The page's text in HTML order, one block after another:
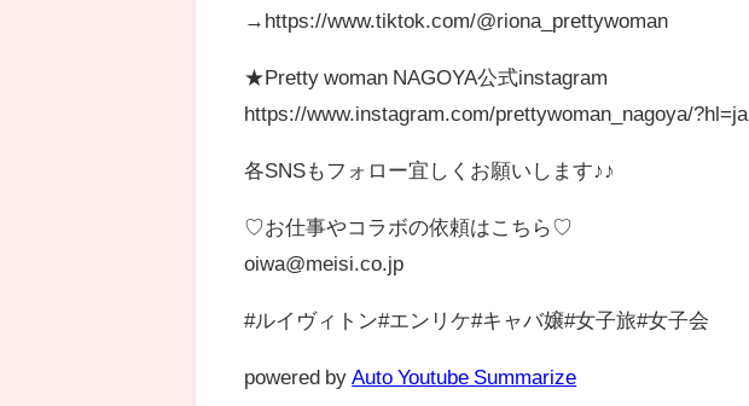
→https://www.tiktok.com/@riona_prettywoman
★Pretty woman NAGOYA公式instagram
https://www.instagram.com/prettywoman_nagoya/?hl=ja
各SNSもフォロー宜しくお願いします♪♪
♡お仕事やコラボの依頼はこちら♡
oiwa@meisi.co.jp
#ルイヴィトン#エンリケ#キャバ嬢#女子旅#女子会
powered by Auto Youtube Summarize